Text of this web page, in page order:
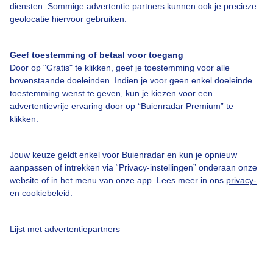
diensten. Sommige advertentie partners kunnen ook je precieze
geolocatie hiervoor gebruiken.
Geef toestemming of betaal voor toegang
Door op "Gratis" te klikken, geef je toestemming voor alle
bovenstaande doeleinden. Indien je voor geen enkel doeleinde
toestemming wenst te geven, kun je kiezen voor een
advertentievrije ervaring door op “Buienradar Premium” te
klikken.
Jouw keuze geldt enkel voor Buienradar en kun je opnieuw
aanpassen of intrekken via “Privacy-instellingen” onderaan onze
website of in het menu van onze app. Lees meer in ons privacy-
en cookiebeleid
Lijst met advertentiepartners
Bedrijfsgegevens
Veelgestelde vragen
Contact
Gebruikersvoorwaarden
Adverteren